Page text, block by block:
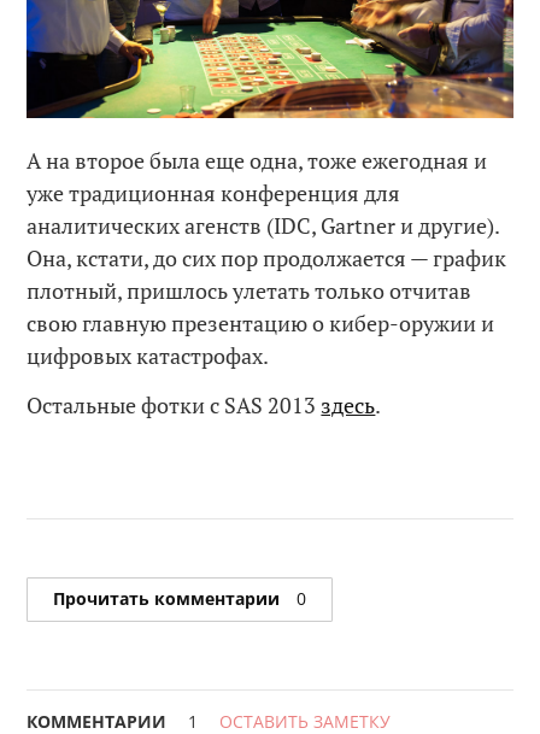
А на второе была еще одна, тоже ежегодная и
уже традиционная конференция для
аналитических агенств (IDC, Gartner и другие).
Она, кстати, до сих пор продолжается — график
плотный, пришлось улетать только отчитав
свою главную презентацию о кибер-оружии и
цифровых катастрофах.
Остальные фотки с SAS 2013 здесь.
Прочитать комментарии 0
КОММЕНТАРИИ 1 ОСТАВИТЬ ЗАМЕТКУ